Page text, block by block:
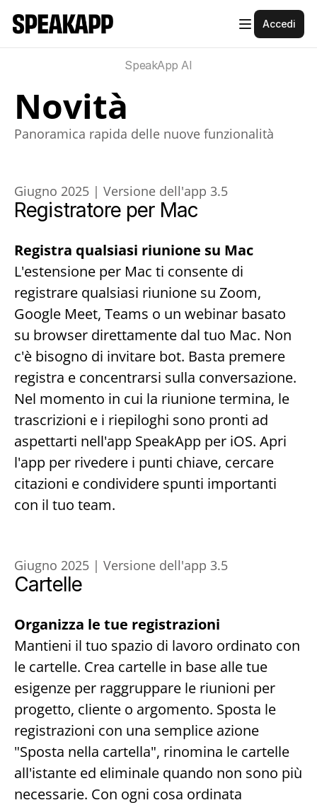
Accedi
SpeakApp AI
Novità
Panoramica rapida delle nuove funzionalità
Giugno 2025 | Versione dell'app 3.5
Registratore per Mac
Registra qualsiasi riunione su Mac
L'estensione per Mac ti consente di
registrare qualsiasi riunione su Zoom,
Google Meet, Teams o un webinar basato
su browser direttamente dal tuo Mac. Non
c'è bisogno di invitare bot. Basta premere
registra e concentrarsi sulla conversazione.
Nel momento in cui la riunione termina, le
trascrizioni e i riepiloghi sono pronti ad
aspettarti nell'app SpeakApp per iOS. Apri
l'app per rivedere i punti chiave, cercare
citazioni e condividere spunti importanti
con il tuo team.
Giugno 2025 | Versione dell'app 3.5
Cartelle
Organizza le tue registrazioni
Mantieni il tuo spazio di lavoro ordinato con
le cartelle. Crea cartelle in base alle tue
esigenze per raggruppare le riunioni per
progetto, cliente o argomento. Sposta le
registrazioni con una semplice azione
"Sposta nella cartella", rinomina le cartelle
all'istante ed eliminale quando non sono più
necessarie. Con ogni cosa ordinata